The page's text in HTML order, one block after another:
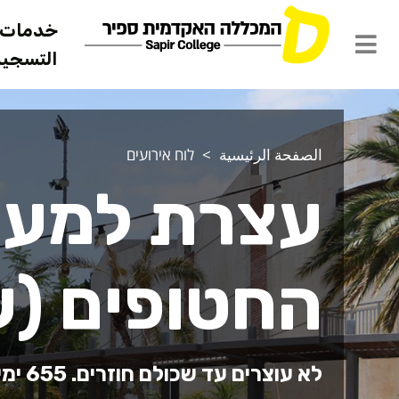
خدمات
الصفحة الرئيسية לוח אירועים
עצרת
החטופים
לא עוצרים עד שכולם חוזרים. 655 ימים!!!